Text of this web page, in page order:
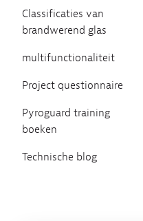
Classificaties van
brandwerend glas
multifunctionaliteit
Project questionnaire
Pyroguard training
boeken
Technische blog